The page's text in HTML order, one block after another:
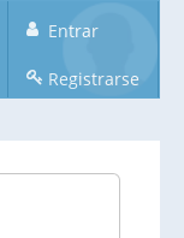
Entrar
Registrarse